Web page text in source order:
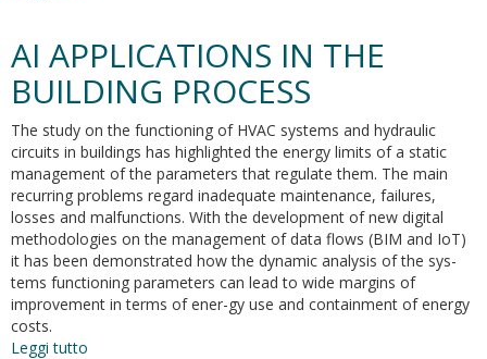
di
Roma
Solution
for
Reducing
CO2
Levels
in
Museum
Environments.
A
Phytoremediation
Study
for
the
AI APPLICATIONS IN THE
BUILDING PROCESS
The study on the functioning of HVAC systems and hydraulic
circuits in buildings has highlighted the energy limits of a static
management of the parameters that regulate them. The main
recurring problems regard inadequate maintenance, failures,
losses and malfunctions. With the development of new digital
methodologies on the management of data flows (BIM and IoT)
it has been demonstrated how the dynamic analysis of the sys-
tems functioning parameters can lead to wide margins of
improvement in terms of ener-gy use and containment of energy
costs.
Leggi tutto